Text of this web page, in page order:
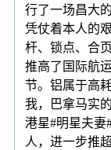
行了一场昌大
凭仗着本人的
杆、锁点、合
推高了国际航
节。铝属于高
我，巴拿马实
港星#明星夫妻
人，进一步推